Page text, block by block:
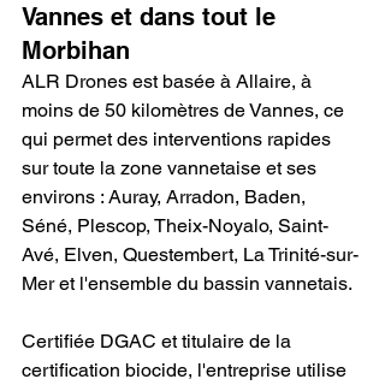
Vannes et dans tout le
Morbihan
ALR Drones est basée à Allaire, à
moins de 50 kilomètres de Vannes, ce
qui permet des interventions rapides
sur toute la zone vannetaise et ses
environs : Auray, Arradon, Baden,
Séné, Plescop, Theix-Noyalo, Saint-
Avé, Elven, Questembert, La Trinité-sur-
Mer et l'ensemble du bassin vannetais.
Certifiée DGAC et titulaire de la
certification biocide, l'entreprise utilise